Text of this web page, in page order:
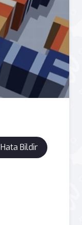
Hata Bildir